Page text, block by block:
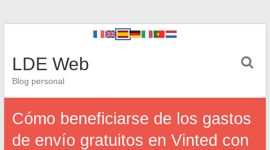
LDE Web
Blog personal
Cómo beneficiarse de los gastos
de envío gratuitos en Vinted con